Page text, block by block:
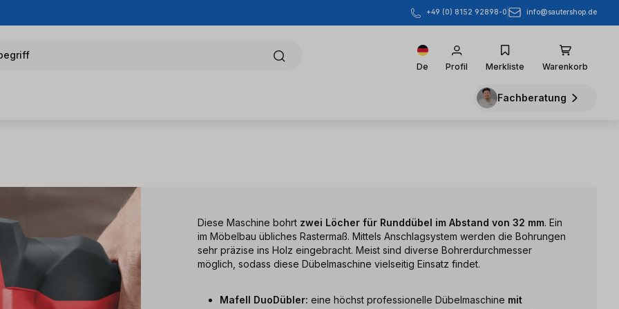
+49 (0) 8152 92898-0 info@sautershop.de
De Profil Merkliste Warenkorb
Fachberatung
Diese Maschine bohrt zwei Löcher für Runddübel im Abstand von 32 mm. Ein
im Möbelbau übliches Rastermaß. Mittels Anschlagsystem werden die Bohrungen
sehr präzise ins Holz eingebracht. Meist sind diverse Bohrerdurchmesser
möglich, sodass diese Dübelmaschine vielseitig Einsatz findet.
Mafell DuoDübler: eine höchst professionelle Dübelmaschine mit